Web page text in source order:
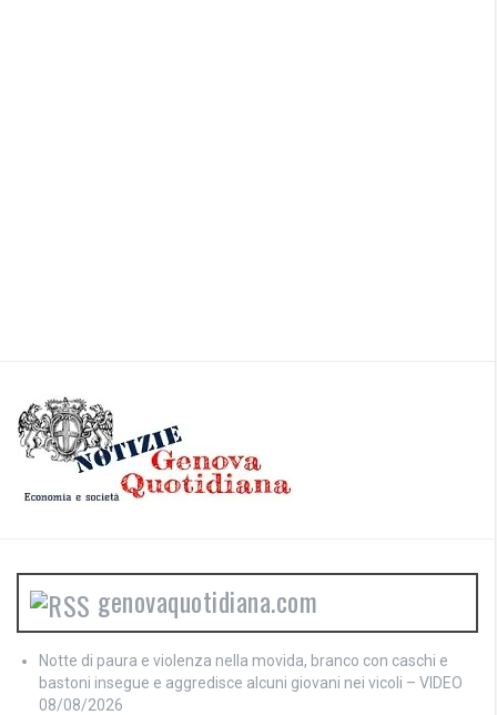
genovaquotidiana.com
Notte di paura e violenza nella movida, branco con caschi e
bastoni insegue e aggredisce alcuni giovani nei vicoli – VIDEO
08/08/2026